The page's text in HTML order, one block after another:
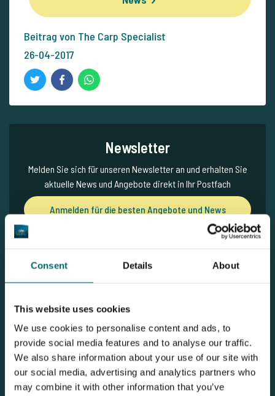
Consent Details About
This website uses cookies
We use cookies to personalise content and ads, to
provide social media features and to analyse our traffic.
We also share information about your use of our site with
our social media, advertising and analytics partners who
may combine it with other information that you’ve
Beitrag von The Carp Specialist
26-04-2017
Newsletter
Melden Sie sich für unseren Newsletter an und erhalten Sie
aktuelle News und Angebote direkt in Ihr Postfach
Anmelden für die besten Angebote und News
Unsere Broschüre
Entdecken Etang des Gaulois